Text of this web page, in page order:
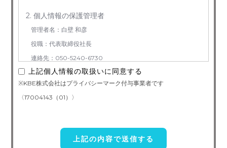
2. 個人情報の保護管理者
管理者名：白壁 和彦
役職：代表取締役社長
連絡先：050-5240-6730
3. お預かりする個人情報の利用目的
に委託することがあります。この場合、個人情報 保護水準の高い委
上記個人情報の取扱いに同意する
※KBE株式会社はプライバシーマーク付与事業者です
〈17004143（01）〉